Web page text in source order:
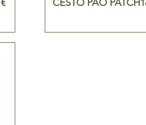
CESTO PÃO PATCH